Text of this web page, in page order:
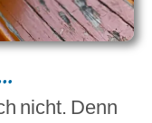
nicht. Denn